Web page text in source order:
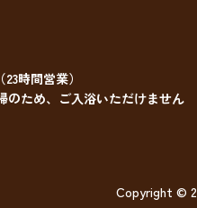
時間営業）
ため、ご入浴いただけません
Copyright ©